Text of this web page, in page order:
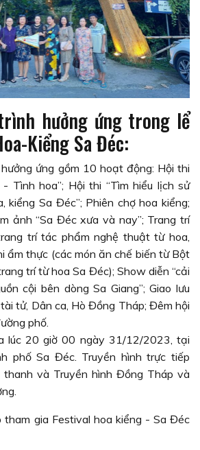
hưởng ứng trong lể
Kiểng Sa Đéc:
ứng gồm 10 hoạt động: Hội thi
Tình hoa”; Hội thi “Tìm hiểu lịch sử
kiểng Sa Đéc”; Phiên chợ hoa kiểng;
ảnh “Sa Đéc xưa và nay”; Trang trí
trí tác phẩm nghệ thuật từ hoa,
ẩm thực (các món ăn chế biến từ Bột
trí từ hoa Sa Đéc); Show diễn “cải
cội bên dòng Sa Giang”; Giao lưu
tử, Dân ca, Hò Đồng Tháp; Đêm hội
phố.
lúc 20 giờ 00 ngày 31/12/2023, tại
phố Sa Đéc. Truyền hình trực tiếp
và Truyền hình Đồng Tháp và
tham gia Festival hoa kiểng - Sa Đéc